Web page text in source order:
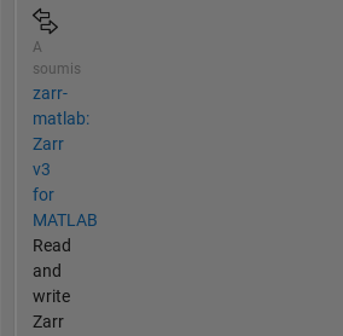
A
soumis
zarr-
matlab:
Zarr
v3
for
MATLAB
Read
and
write
Zarr